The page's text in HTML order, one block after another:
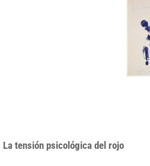
La tensión psicológica del rojo